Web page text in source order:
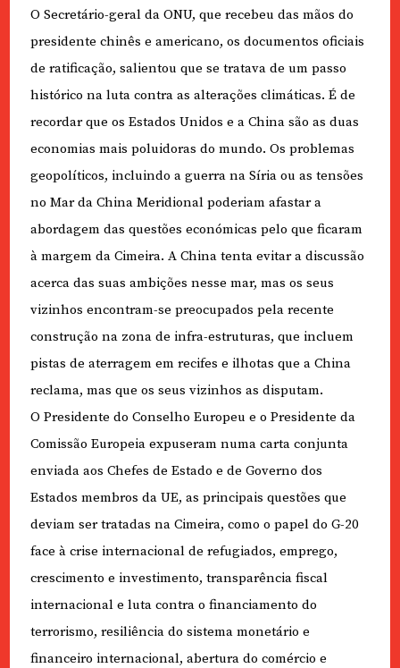
O Secretário-geral da ONU, que recebeu das mãos do
presidente chinês e americano, os documentos oficiais
de ratificação, salientou que se tratava de um passo
histórico na luta contra as alterações climáticas. É de
recordar que os Estados Unidos e a China são as duas
economias mais poluidoras do mundo. Os problemas
geopolíticos, incluindo a guerra na Síria ou as tensões
no Mar da China Meridional poderiam afastar a
abordagem das questões económicas pelo que ficaram
à margem da Cimeira. A China tenta evitar a discussão
acerca das suas ambições nesse mar, mas os seus
vizinhos encontram-se preocupados pela recente
construção na zona de infra-estruturas, que incluem
pistas de aterragem em recifes e ilhotas que a China
reclama, mas que os seus vizinhos as disputam.
O Presidente do Conselho Europeu e o Presidente da
Comissão Europeia expuseram numa carta conjunta
enviada aos Chefes de Estado e de Governo dos
Estados membros da UE, as principais questões que
deviam ser tratadas na Cimeira, como o papel do G-20
face à crise internacional de refugiados, emprego,
crescimento e investimento, transparência fiscal
internacional e luta contra o financiamento do
terrorismo, resiliência do sistema monetário e
financeiro internacional, abertura do comércio e